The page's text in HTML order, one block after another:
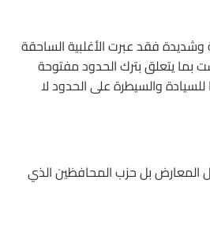
وشديدة فقد عبرت الأغلبية الساحقة
يتعلق بترك الحدود مفتوحة
للسيادة والسيطرة على الحدود لا
بل حزب المحافظين الذي